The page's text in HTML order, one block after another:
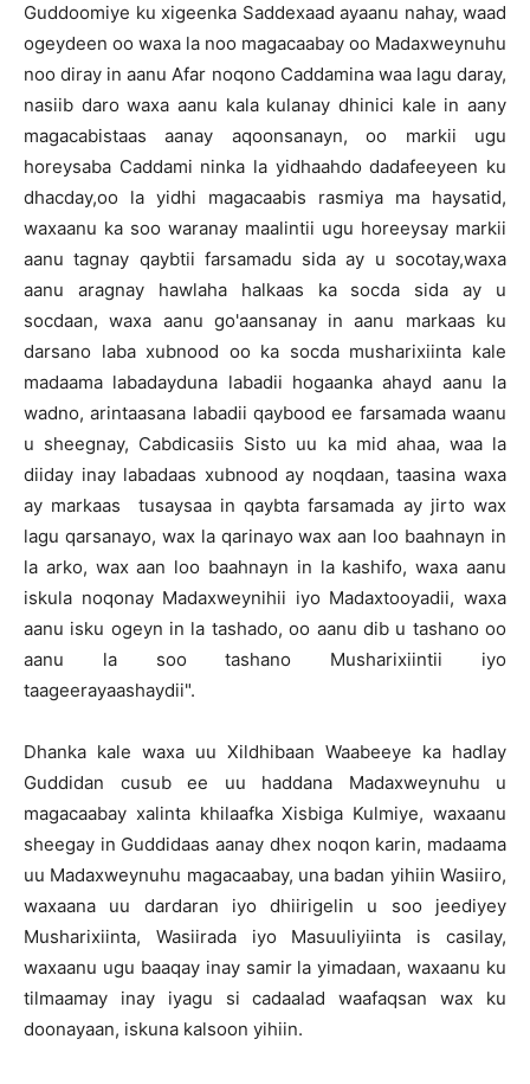
Guddoomiye ku xigeenka Saddexaad ayaanu nahay, waad
ogeydeen oo waxa la noo magacaabay oo Madaxweynuhu
noo diray in aanu Afar noqono Caddamina waa lagu daray,
nasiib daro waxa aanu kala kulanay dhinici kale in aany
magacabistaas aanay aqoonsanayn, oo markii ugu
horeysaba Caddami ninka la yidhaahdo dadafeeyeen ku
dhacday,oo la yidhi magacaabis rasmiya ma haysatid,
waxaanu ka soo waranay maalintii ugu horeeysay markii
aanu tagnay qaybtii farsamadu sida ay u socotay,waxa
aanu aragnay hawlaha halkaas ka socda sida ay u
socdaan, waxa aanu go'aansanay in aanu markaas ku
darsano laba xubnood oo ka socda musharixiinta kale
madaama labadayduna labadii hogaanka ahayd aanu la
wadno, arintaasana labadii qaybood ee farsamada waanu
u sheegnay, Cabdicasiis Sisto uu ka mid ahaa, waa la
diiday inay labadaas xubnood ay noqdaan, taasina waxa
ay markaas tusaysaa in qaybta farsamada ay jirto wax
lagu qarsanayo, wax la qarinayo wax aan loo baahnayn in
la arko, wax aan loo baahnayn in la kashifo, waxa aanu
iskula noqonay Madaxweynihii iyo Madaxtooyadii, waxa
aanu isku ogeyn in la tashado, oo aanu dib u tashano oo
aanu la soo tashano Musharixiintii iyo
taageerayaashaydii".
Dhanka kale waxa uu Xildhibaan Waabeeye ka hadlay
Guddidan cusub ee uu haddana Madaxweynuhu u
magacaabay xalinta khilaafka Xisbiga Kulmiye, waxaanu
sheegay in Guddidaas aanay dhex noqon karin, madaama
uu Madaxweynuhu magacaabay, una badan yihiin Wasiiro,
waxaana uu dardaran iyo dhiirigelin u soo jeediyey
Musharixiinta, Wasiirada iyo Masuuliyiinta is casilay,
waxaanu ugu baaqay inay samir la yimadaan, waxaanu ku
tilmaamay inay iyagu si cadaalad waafaqsan wax ku
doonayaan, iskuna kalsoon yihiin.